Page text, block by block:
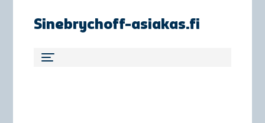
Sinebrychoff-asiakas.fi